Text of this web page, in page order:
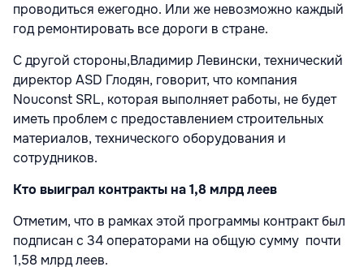
проводиться ежегодно. Или же невозможно каждый
год ремонтировать все дороги в стране.
С другой стороны,Владимир Левински, технический
директор ASD Глодян, говорит, что компания
Nouconst SRL, которая выполняет работы, не будет
иметь проблем с предоставлением строительных
материалов, технического оборудования и
сотрудников.
Кто выиграл контракты на 1,8 млрд леев
Отметим, что в рамках этой программы контракт был
подписан с 34 операторами на общую сумму почти
1,58 млрд леев.